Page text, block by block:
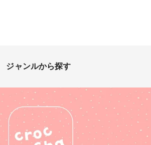
ジャンルから探す